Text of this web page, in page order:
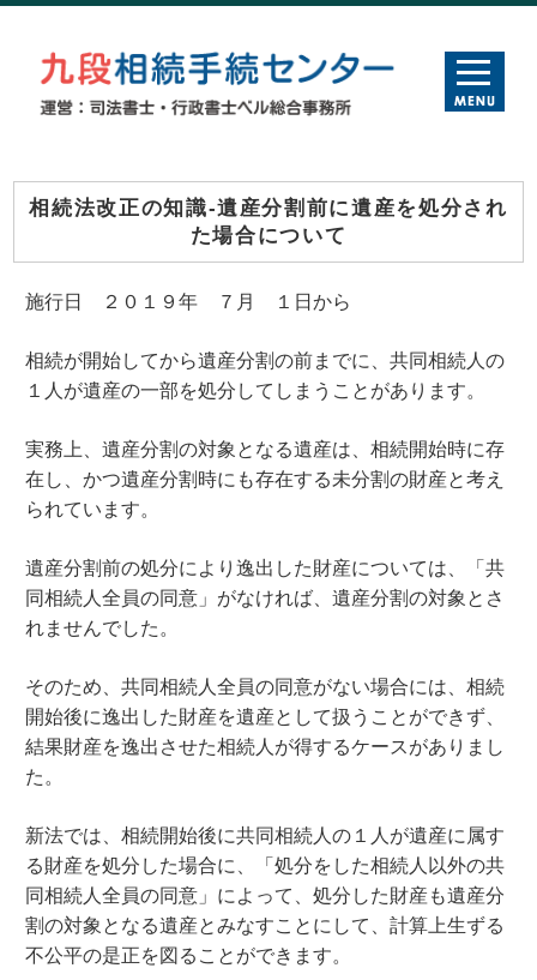
相続法改正の知識-遺産分割前に遺産を処分され
た場合について
施行日 ２０１９年 ７月 １日から
相続が開始してから遺産分割の前までに、共同相続人の
１人が遺産の一部を処分してしまうことがあります。
実務上、遺産分割の対象となる遺産は、相続開始時に存
在し、かつ遺産分割時にも存在する未分割の財産と考え
られています。
遺産分割前の処分により逸出した財産については、「共
同相続人全員の同意」がなければ、遺産分割の対象とさ
れませんでした。
そのため、共同相続人全員の同意がない場合には、相続
開始後に逸出した財産を遺産として扱うことができず、
結果財産を逸出させた相続人が得するケースがありまし
た。
新法では、相続開始後に共同相続人の１人が遺産に属す
る財産を処分した場合に、「処分をした相続人以外の共
同相続人全員の同意」によって、処分した財産も遺産分
割の対象となる遺産とみなすことにして、計算上生ずる
不公平の是正を図ることができます。